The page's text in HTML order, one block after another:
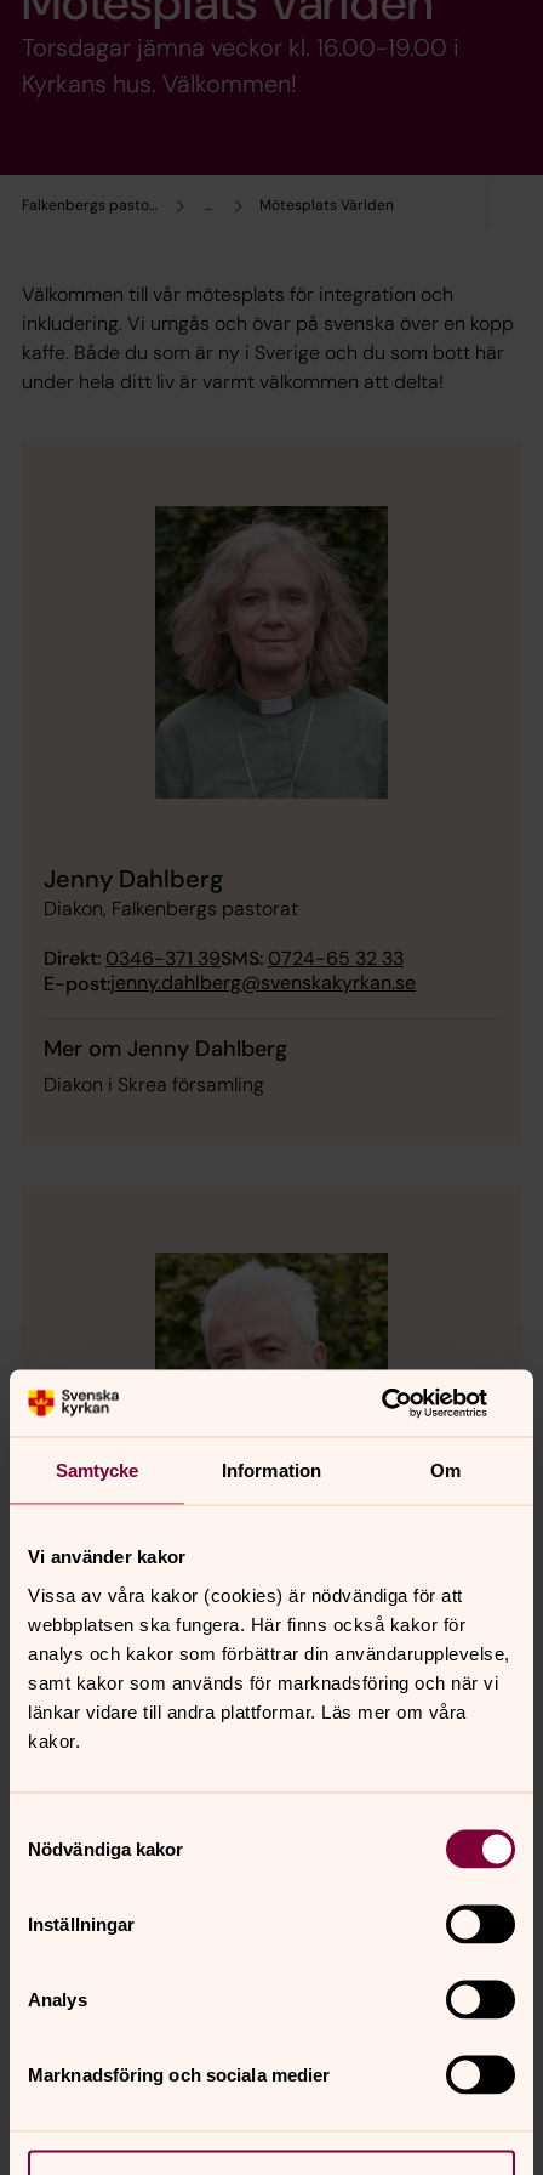
Samtycke Information Om
Vi använder kakor
Vissa av våra kakor (cookies) är nödvändiga för att
webbplatsen ska fungera. Här finns också kakor för
analys och kakor som förbättrar din användarupplevelse,
samt kakor som används för marknadsföring och när vi
länkar vidare till andra plattformar. Läs mer om våra
kakor.
Nödvändiga kakor
Inställningar
Analys
Marknadsföring och sociala medier
Falkenbergs pastorat ... Mötesplats Världen
Torsdagar jämna veckor kl. 16.00-19.00 i
Kyrkans hus. Välkommen!
Välkommen till vår mötesplats för integration och
inkludering. Vi umgås och övar på svenska över en kopp
kaffe. Både du som är ny i Sverige och du som bott här
under hela ditt liv är varmt välkommen att delta!
Jenny Dahlberg
Diakon, Falkenbergs pastorat
Direkt: 0346-371 39SMS: 0724-65 32 33
E-post:jenny.dahlberg@svenskakyrkan.se
Mer om Jenny Dahlberg
Diakon i Skrea församling
Krikour Koldalian
Diakoniassistent, Falkenbergs pastorat
Direkt: 0346-371 47 SMS: 0724-65 32 41
E-post:
krikour.koldalian@svenskakyrkan.se
Mer om Krikour Koldalian
Diakoni är kyrkans tjänst i kärlek. Här finner du öppna
gemenskapsverksamheter, samtal och stöd och mycket
Synpunkter eller frågor på sidans